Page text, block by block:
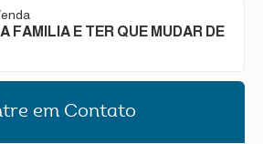
FAMILIA E TER QUE MUDAR DE
em Contato